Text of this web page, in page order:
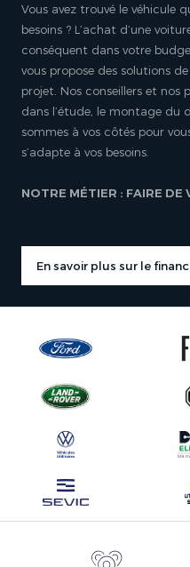
Vous avez trouvé le véhicule
besoins ? L’achat d’une
conséquent dans votre
vous propose des solutions
projet. Nos conseillers et nos
dans l’étude, le montage du
sommes à vos côtés pour
s’adapte à vos besoins.
NOTRE MÉTIER : FAIRE DE
En savoir plus sur le